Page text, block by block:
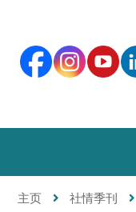
主页 社情季刊